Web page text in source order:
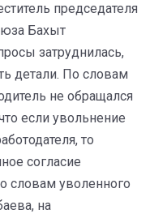
председателя
Бахыт
затруднилась,
детали. По словам
не обращался
если увольнение
то
согласие
словам уволенного
на